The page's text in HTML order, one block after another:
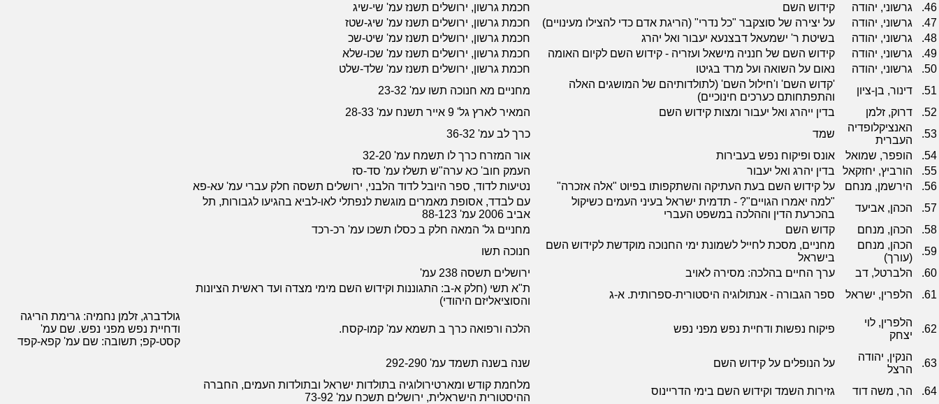
46.
גרשוני, יהודה קידוש השם
חכמת גרשון, ירושלים תשנז עמ' שי-שיג
47.
גרשוני, יהודה על יצירה של סוצקבר "כל נדרי" (הריגת אדם כדי להצילו מעינויים)
חכמת גרשון, ירושלים תשנז עמ' שיג-שטז
48.
גרשוני, יהודה בשיטת ר' ישמעאל דבצנעא יעבור ואל יהרג
חכמת גרשון, ירושלים תשנז עמ' שיט-שכ
49.
גרשוני, יהודה קידוש השם של חנניה מישאל ועזריה - קידוש השם לקיום האומה
חכמת גרשון, ירושלים תשנז עמ' שכו-שלא
50.
גרשוני, יהודה נאום על השואה ועל מרד בגיטו
חכמת גרשון, ירושלים תשנז עמ' שלד-שלט
51.
דינור, בן-ציון
'קדוש השם' ו'חילול השם' (לתולדותיהם של המושגים האלה
והתפתחותם כערכים חינוכיים)
מחניים מא חנוכה תשו עמ' 23-32
52.
דרוק, זלמן בדין ייהרג ואל יעבור ומצות קידוש השם
המאיר לארץ גל' 9 אייר תשנח עמ' 28-33
53.
האנציקלופדיה
העברית
שמד
כרך לב עמ' 36-32
54.
הופפר, שמואל אונס ופיקוח נפש בעבירות
אור המזרח כרך לו תשמח עמ' 32-20
55.
הורביץ, יחזקאל בדין יהרג ואל יעבור
העמק חוב' כא ערה"ש תשלז עמ' סד-סז
56.
הירשמן, מנחם על קידוש השם בעת העתיקה והשתקפותו בפיוט "אלה אזכרה"
נטיעות לדוד, ספר היובל לדוד הלבני, ירושלים תשסה חלק עברי עמ' עא-פא
57.
הכהן, אביעד
"למה יאמרו הגויים"? - תדמית ישראל בעיני העמים כשיקול
בהכרעת הדין וההלכה במשפט העברי
עם לבדד, אסופת מאמרים מוגשת לנפתלי לאו-לביא בהגיעו לגבורות, תל
אביב 2006 עמ' 88-123
58.
הכהן, מנחם קדוש השם
מחניים גל' המאה חלק ב כסלו תשכו עמ' רכ-רכד
59.
הכהן, מנחם
(עורך)
מחניים, מסכת לחייל לשמונת ימי החנוכה מוקדשת לקידוש השם
בישראל
חנוכה תשו
60.
הלברטל, דב ערך החיים בהלכה: מסירה לאויב
ירושלים תשסה 238 עמ'
61.
הלפרין, ישראל ספר הגבורה - אנתולוגיה היסטורית-ספרותית. א-ג
ת"א תשי (חלק א-ב: התגוננות וקידוש השם מימי מצדה ועד ראשית הציונות
והסוציאליזם היהודי)
62.
הלפרין, לוי
יצחק
פיקוח נפשות ודחיית נפש מפני נפש הלכה ורפואה כרך ב תשמא עמ' קמו-קסח.
גולדברג, זלמן נחמיה: גרימת הריגה
ודחיית נפש מפני נפש. שם עמ'
קסט-קפ; תשובה: שם עמ' קפא-קפד
63.
הנקין, יהודה
הרצל
על הנופלים על קידוש השם שנה בשנה תשמד עמ' 292-290
64. הר, משה דוד גזירות השמד וקידוש השם בימי הדריינוס
מלחמת קודש ומארטירולוגיה בתולדות ישראל ובתולדות העמים, החברה
ההיסטורית הישראלית, ירושלים תשכח עמ' 73-92